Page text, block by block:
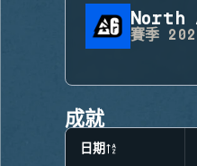
North
賽季
成就
日期